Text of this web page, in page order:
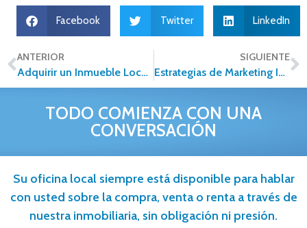
Facebook Twitter LinkedIn
ANTERIOR
Adquirir un Inmueble Lock-Off como Inversión ¿es viable?
SIGUIENTE
Estrategias de Marketing Inmobiliario: La importancia del CRM en 2024
TODO COMIENZA CON UNA
CONVERSACIÓN
Su oficina local siempre está disponible para hablar
con usted sobre la compra, venta o renta a través de
nuestra inmobiliaria, sin obligación ni presión.